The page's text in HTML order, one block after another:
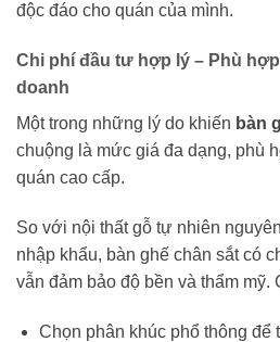
độc đáo cho quán của mình.
Chi phí đầu tư hợp lý – Phù
doanh
Một trong những lý do khiến bàn
chuộng là mức giá đa dạng, phù
quán cao cấp.
So với nội thất gỗ tự nhiên
nhập khẩu, bàn ghế chân sắt có
vẫn đảm bảo độ bền và thẩm mỹ.
Chọn phân khúc phổ thông để